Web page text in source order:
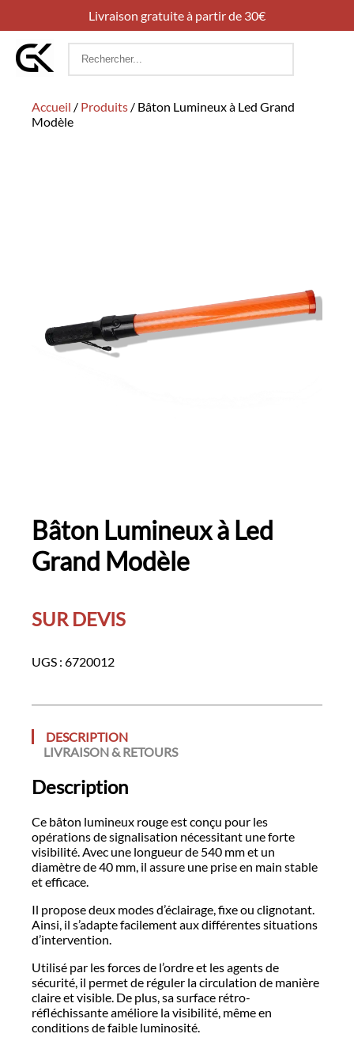
Livraison gratuite à partir de 30€
Rechercher
Accueil / Produits / Bâton Lumineux à Led Grand
Modèle
Bâton Lumineux à Led
Grand Modèle
SUR DEVIS
UGS : 6720012
DESCRIPTION
LIVRAISON & RETOURS
Description
Ce bâton lumineux rouge est conçu pour les
opérations de signalisation nécessitant une forte
visibilité. Avec une longueur de 540 mm et un
diamètre de 40 mm, il assure une prise en main stable
et efficace.
Il propose deux modes d’éclairage, fixe ou clignotant.
Ainsi, il s’adapte facilement aux différentes situations
d’intervention.
Utilisé par les forces de l’ordre et les agents de
sécurité, il permet de réguler la circulation de manière
claire et visible. De plus, sa surface rétro-
réfléchissante améliore la visibilité, même en
conditions de faible luminosité.